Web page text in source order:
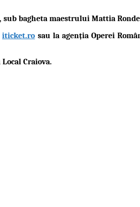
, sub bagheta maestrului Mattia
iticket.ro sau la agenția Operei
Craiova.